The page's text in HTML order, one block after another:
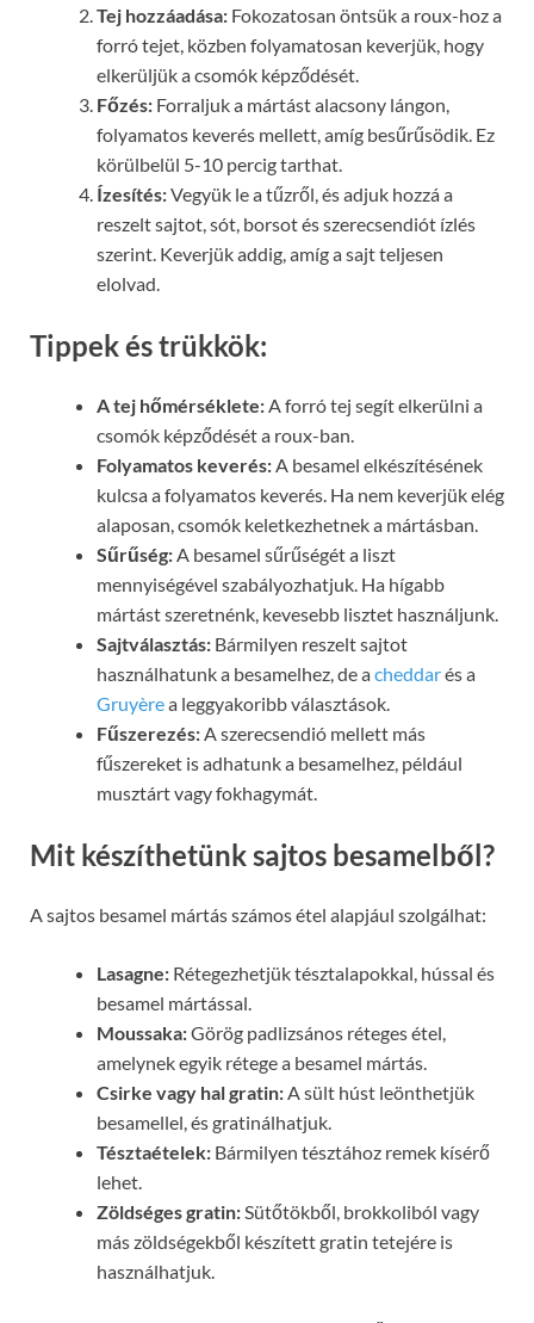
Tej hozzáadása: Fokozatosan öntsük a roux-hoz a
forró tejet, közben folyamatosan keverjük, hogy
elkerüljük a csomók képződését.
Főzés: Forraljuk a mártást alacsony lángon,
folyamatos keverés mellett, amíg besűrűsödik. Ez
körülbelül 5-10 percig tarthat.
Ízesítés:Vegyük le a tűzről, és adjuk hozzá a
reszelt sajtot, sót, borsot és szerecsendiót ízlés
szerint. Keverjük addig, amíg a sajt teljesen
elolvad.
Tippek és trükkök:
A tej hőmérséklete:A forró tej segít elkerülni a
csomók képződését a roux-ban.
Folyamatos keverés:A besamel elkészítésének
kulcsa a folyamatos keverés. Ha nem keverjük elég
alaposan, csomók keletkezhetnek a mártásban.
Sűrűség:A besamel sűrűségét a liszt
mennyiségével szabályozhatjuk. Ha hígabb
mártást szeretnénk, kevesebb lisztet használjunk.
Sajtválasztás: Bármilyen reszelt sajtot
használhatunk a besamelhez, de acheddarés a
Gruyèrea leggyakoribb választások.
Fűszerezés:A szerecsendió mellett más
fűszereket is adhatunk a besamelhez, például
musztárt vagy fokhagymát.
Mit készíthetünk sajtos besamelből?
A sajtos besamel mártás számos étel alapjául szolgálhat:
Lasagne: Rétegezhetjük tésztalapokkal, hússal és
besamel mártással.
Moussaka:Görög padlizsános réteges étel,
amelynek egyik rétege a besamel mártás.
Csirke vagy hal gratin: A sült húst leönthetjük
besamellel, és gratinálhatjuk.
Tésztaételek: Bármilyen tésztához remek kísérő
lehet.
Zöldséges gratin: Sütőtökből, brokkoliból vagy
más zöldségekből készített gratin tetejére is
használhatjuk.